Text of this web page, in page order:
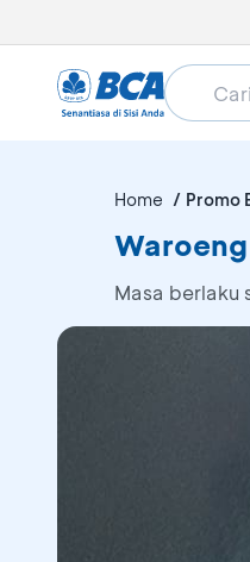
Home Promo
Masa berlaku